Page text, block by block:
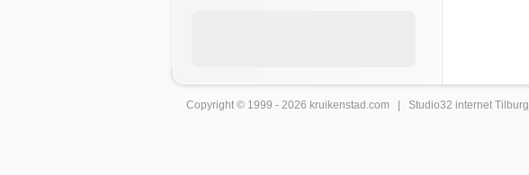
Copyright © 1999 - 2026 kruikenstad .com | Studio32 internet Tilburg